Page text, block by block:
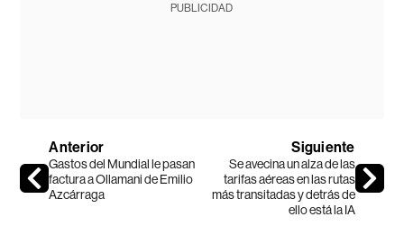
PUBLICIDAD
Anterior
Gastos del Mundial le pasan
factura a Ollamani de Emilio
Azcárraga
Siguiente
Se avecina un alza de las
tarifas aéreas en las rutas
más transitadas y detrás de
ello está la IA